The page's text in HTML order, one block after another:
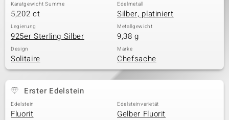
Collection
Classics
Karatgewicht Summe
5,202 ct
Edelmetall
Silber, platiniert
Legierung
925er Sterling Silber
Metallgewicht
9,38 g
Design
Solitaire
Marke
Chefsache
Erster Edelstein
Edelstein
Fluorit
Edelsteinvarietät
Gelber Fluorit